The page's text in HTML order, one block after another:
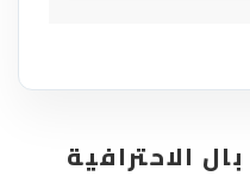
الاحترافية